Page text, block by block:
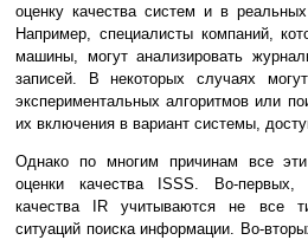
оценку качества систем и в
Например, специалисты компаний,
машины, могут анализировать
записей. В некоторых случаях
экспериментальных алгоритмов или
их включения в вариант системы,
Однако по многим причинам все
оценки качества ISSS. Во-первых,
качества IR учитываются не все
ситуаций поиска информации. Во-